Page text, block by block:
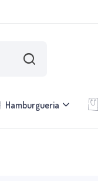
Hamburgueria